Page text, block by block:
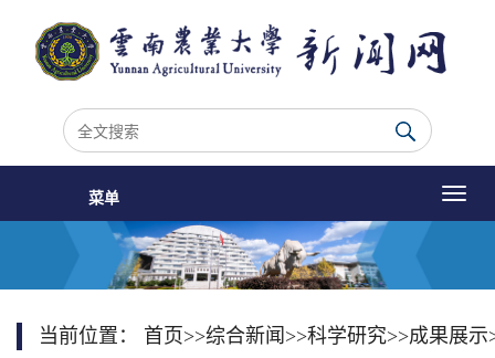
菜单
当前位置： 首页>>综合新闻 >>科学研究>>成果展示